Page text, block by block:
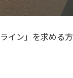
イン」を求める方